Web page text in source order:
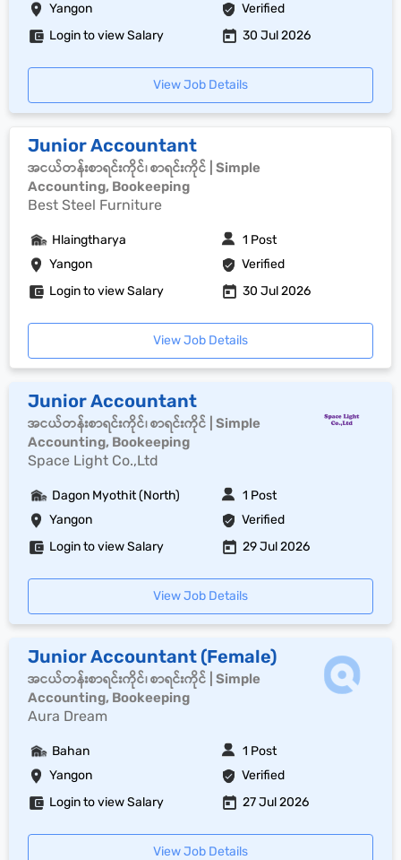
Yangon Verified
Login to view Salary 30 Jul 2026
View Job Details
Junior Accountant
အငယ်တန်းစာရင်းကိုင်၊ စာရင်းကိုင် | Simple
Accounting, Bookeeping
Best Steel Furniture
Yangon Verified
Hlaingtharya 1 Post
Login to view Salary 30 Jul 2026
View Job Details
Junior Accountant
အငယ်တန်းစာရင်းကိုင်၊ စာရင်းကိုင် | Simple
Accounting, Bookeeping
Space Light Co.,Ltd
Yangon Verified
Dagon Myothit (North) 1 Post
Login to view Salary 29 Jul 2026
View Job Details
Junior Accountant (Female)
အငယ်တန်းစာရင်းကိုင်၊ စာရင်းကိုင် | Simple
Accounting, Bookeeping
Aura Dream
Yangon Verified
Bahan 1 Post
Login to view Salary 27 Jul 2026
View Job Details